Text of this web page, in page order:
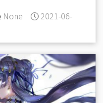
None 2021-06-